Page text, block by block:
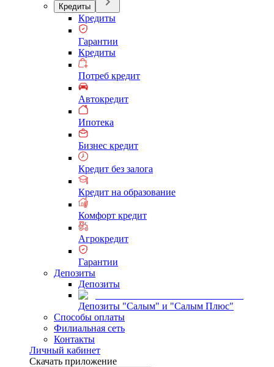
Кредиты
Кредиты
Гарантии
Кредиты
Потреб кредит
Автокредит
Ипотека
Бизнес кредит
Кредит без залога
Кредит на образование
Комфорт кредит
Агрокредит
Гарантии
Депозиты
Депозиты
Депозиты "Салым" и "Салым Плюс"
Способы оплаты
Филиальная сеть
Контакты
Личный кабинет
Скачать приложение